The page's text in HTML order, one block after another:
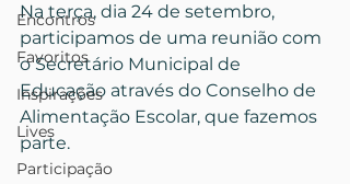
Encontros
Favoritos
Inspirações
Lives
Participação
Na terça, dia 24 de setembro,
participamos de uma reunião com
o Secretário Municipal de
Educação através do Conselho de
Alimentação Escolar, que fazemos
parte.